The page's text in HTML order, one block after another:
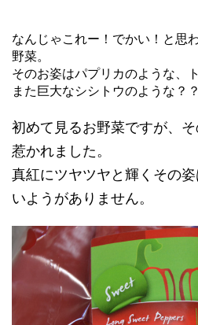
なんじゃこれー！でかい！と思
野菜。
そのお姿はパプリカのような、
また巨大なシシトウのような？？
初めて見るお野菜ですが、
惹かれました。
真紅にツヤツヤと輝くその
いようがありません。